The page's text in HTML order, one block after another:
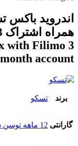
with Filimo 3
month account
برند تسکو
گارانتی 12 ماهه توسن سیستم